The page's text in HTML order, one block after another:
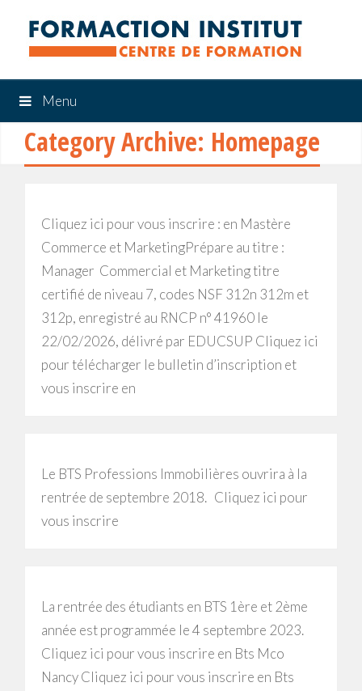
Menu
Category Archive: Homepage
Cliquez ici pour vous inscrire : en Mastère
Commerce et MarketingPrépare au titre :
Manager Commercial et Marketing titre
certifié de niveau 7, codes NSF 312n 312m et
312p, enregistré au RNCP n° 41960 le
22/02/2026, délivré par EDUCSUP Cliquez ici
pour télécharger le bulletin d’inscription et
vous inscrire en
Le BTS Professions Immobilières ouvrira à la
rentrée de septembre 2018. Cliquez ici pour
vous inscrire
La rentrée des étudiants en BTS 1ère et 2ème
année est programmée le 4 septembre 2023.
Cliquez ici pour vous inscrire en Bts Mco
Nancy Cliquez ici pour vous inscrire en Bts